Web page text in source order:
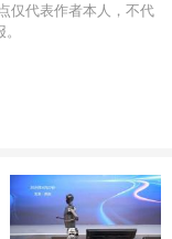
仅代表作者本人，不代